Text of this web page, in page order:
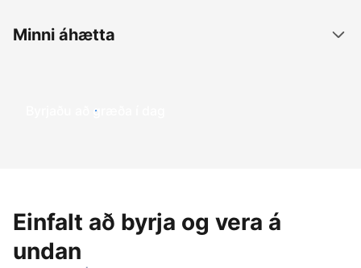
Minni áhætta
Byrjaðu að græða í dag
Einfalt að byrja og vera á
undan